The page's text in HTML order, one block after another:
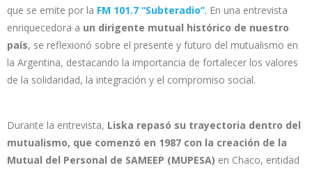
que se emite por la FM 101.7 “Subteradio”. En una entrevista
enriquecedora a un dirigente mutual histórico de nuestro
país, se reflexionó sobre el presente y futuro del mutualismo en
la Argentina, destacando la importancia de fortalecer los valores
de la solidaridad, la integración y el compromiso social.
Durante la entrevista, Liska repasó su trayectoria dentro del
mutualismo, que comenzó en 1987 con la creación de la
Mutual del Personal de SAMEEP (MUPESA) en Chaco, entidad